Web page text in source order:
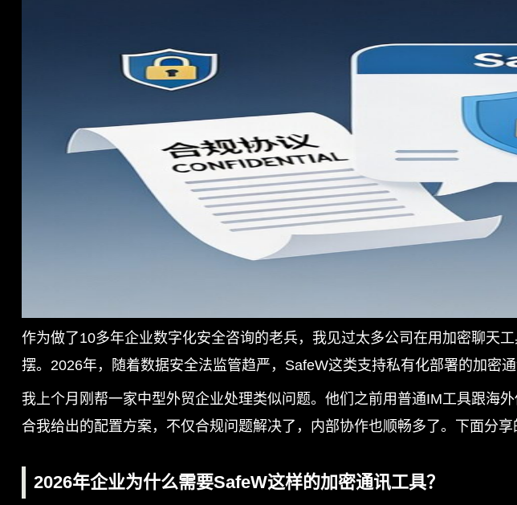
作为做了10多年企业数字化安全咨询的老兵，我见过太多公司在用加密聊天
摆。2026年，随着数据安全法监管趋严，SafeW这类支持私有化部署的加密
我上个月刚帮一家中型外贸企业处理类似问题。他们之前用普通IM工具跟海
合我给出的配置方案，不仅合规问题解决了，内部协作也顺畅多了。下面分
2026年企业为什么需要SafeW这样的加密通讯工具？